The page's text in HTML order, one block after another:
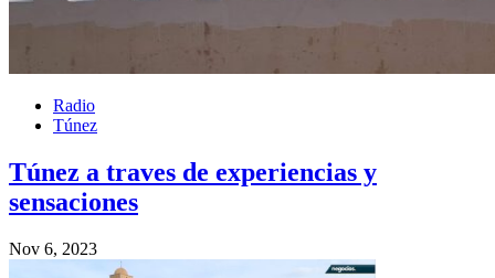
Radio
Túnez
Túnez a traves de experiencias y
sensaciones
Nov 6, 2023